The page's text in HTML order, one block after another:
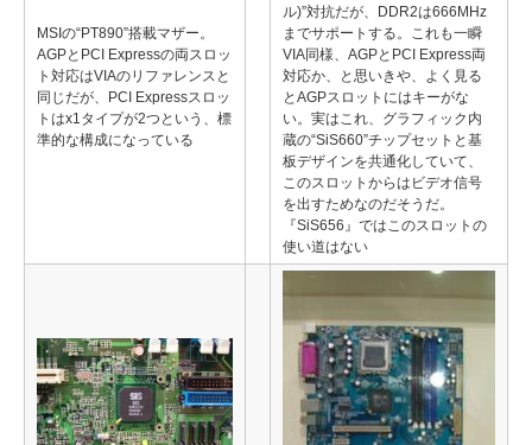
MSIの“PT890”搭載マザー。
AGPとPCI Expressの両スロッ
ト対応はVIAのリファレンスと
同じだが、PCI Expressスロッ
トはx1タイプが2つという、標
準的な構成になっている
ル)”対抗だが、DDR2は666MHz
までサポートする。これも一瞬
VIA同様、AGPとPCI Express両
対応か、と思いきや、よく見る
とAGPスロットにはキーがな
い。実はこれ、グラフィック内
蔵の“SiS660”チップセットと基
板デザインを共通化していて、
このスロットからはビデオ信号
を出すためなのだそうだ。
『SiS656』ではこのスロットの
使い道はない